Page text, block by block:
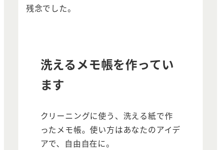
残念でした。
洗えるメモ帳を作ってい
ます
クリーニングに使う、洗える紙で作
ったメモ帳。使い方はあなたのアイデ
アで、自由自在に。